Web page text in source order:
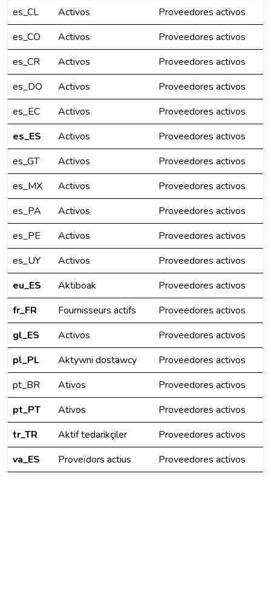
es_CL
Activos
Proveedores activos
es_CO
Activos
Proveedores activos
es_CR
Activos
Proveedores activos
es_DO
Activos
Proveedores activos
es_EC
Activos
Proveedores activos
es_ES
Activos
Proveedores activos
es_GT
Activos
Proveedores activos
es_MX
Activos
Proveedores activos
es_PA
Activos
Proveedores activos
es_PE
Activos
Proveedores activos
es_UY
Activos
Proveedores activos
eu_ES
Aktiboak
Proveedores activos
fr_FR
Fournisseurs actifs
Proveedores activos
gl_ES
Activos
Proveedores activos
pl_PL
Aktywni dostawcy
Proveedores activos
pt_BR
Ativos
Proveedores activos
pt_PT
Ativos
Proveedores activos
tr_TR
Aktif tedarikçiler
Proveedores activos
va_ES
Proveïdors actius Proveedores activos